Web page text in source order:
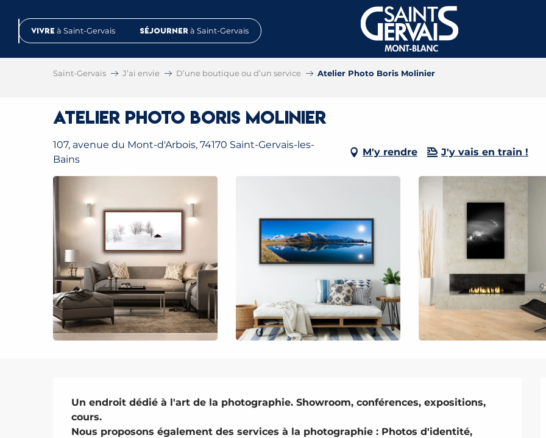
contenuVivre à Saint-Gervais Séjourner à Saint-Gervais
Saint-Gervais J’ai envie D’une boutique ou d’un service Atelier Photo Boris Molinier
Atelier Photo Boris Molinier
107, avenue du Mont-d'Arbois, 74170 Saint-Gervais-les-
Bains
M'y rendre J'y vais en train !
Description
Un endroit dédié à l'art de la photographie. Showroom, conférences, expositions,
cours.
Nous proposons également des services à la photographie : Photos d'identité,